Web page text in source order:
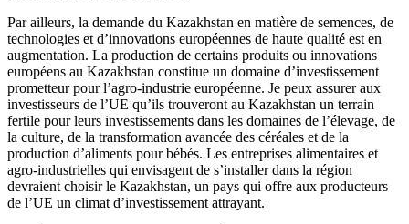
Par ailleurs, la demande du Kazakhstan en matière de semences, de
technologies et d’innovations européennes de haute qualité est en
augmentation. La production de certains produits ou innovations
européens au Kazakhstan constitue un domaine d’investissement
prometteur pour l’agro-industrie européenne. Je peux assurer aux
investisseurs de l’UE qu’ils trouveront au Kazakhstan un terrain
fertile pour leurs investissements dans les domaines de l’élevage, de
la culture, de la transformation avancée des céréales et de la
production d’aliments pour bébés. Les entreprises alimentaires et
agro-industrielles qui envisagent de s’installer dans la région
devraient choisir le Kazakhstan, un pays qui offre aux producteurs
de l’UE un climat d’investissement attrayant.